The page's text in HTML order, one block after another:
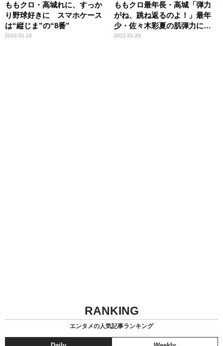
ももクロ・高城れに、すっか
り野球好きに スマホケース
は“縦じま”の“8番”
2022.01.16
ももクロ最年長・高城「弾力
がね、跳ね返るのよ！」最年
少・佐々木彩夏の肌弾力に興
奮
2022.01.23
RANKING
エンタメの人気記事ランキング